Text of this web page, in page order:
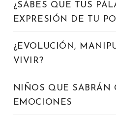
¿SABES QUE TUS
EXPRESIÓN DE TU
¿EVOLUCIÓN,
VIVIR?
NIÑOS QUE SABRÁN
EMOCIONES